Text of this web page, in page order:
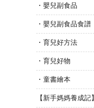
・嬰兒副食品
・嬰兒副食品食譜
・育兒好方法
・育兒好物
・童書繪本
【新手媽媽養成記】